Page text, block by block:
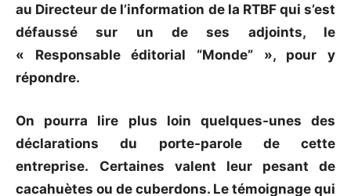
au Directeur de l’information de la RTBF qui s’est
défaussé sur un de ses adjoints, le
« Responsable éditorial “Monde” », pour y
répondre.
On pourra lire plus loin quelques-unes des
déclarations du porte-parole de cette
entreprise.
Certaines valent leur pesant de
cacahuètes ou de cuberdons. Le témoignage qui